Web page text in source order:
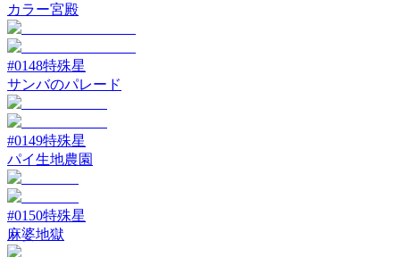
カラー宮殿
#0148特殊星
サンバのパレード
#0149特殊星
パイ生地農園
#0150特殊星
麻婆地獄